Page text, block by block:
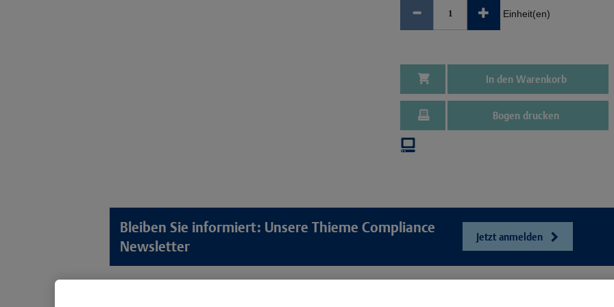
Einheit(en)
In den Warenkorb
Bogen drucken
Bleiben Sie informiert: Unsere Thieme Compliance
Newsletter
Jetzt anmelden